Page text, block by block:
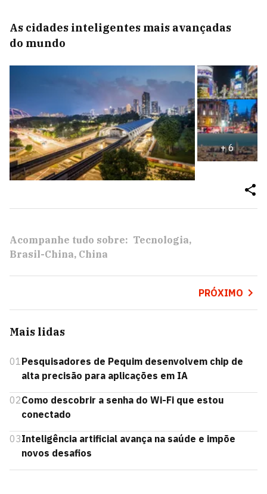
As cidades inteligentes mais avançadas
do mundo
+6
Acompanhe tudo sobre: Tecnologia
Brasil-China China
PRÓXIMO
Mais lidas
01Pesquisadores de Pequim desenvolvem chip de
alta precisão para aplicações em IA
02Como descobrir a senha do Wi-Fi que estou
conectado
03Inteligência artificial avança na saúde e impõe
novos desafios